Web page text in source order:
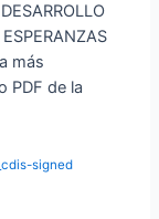
más
PDF de la
signed